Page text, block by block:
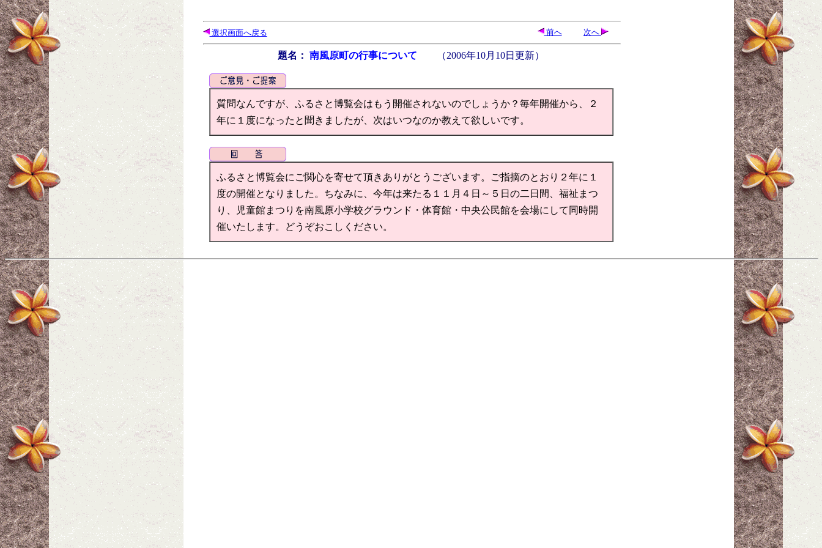
選択画面へ戻る 前へ 次へ
題名： 南風原町の行事について （2006年10月10日 更新）
質問なんですが、ふるさと博覧会はもう開催されないのでしょうか？毎年開催から、２
年に１度になったと聞きましたが、次はいつなのか教えて欲しいです。
ふるさと博覧会にご関心を寄せて頂きありがとうございます。ご指摘のとおり２年に１
度の開催となりました。ちなみに、今年は来たる１１月４日～５日の二日間、福祉まつ
り、児童館まつりを南風原小学校グラウンド・体育館・中央公民館を会場にして同時開
催いたします。どうぞおこしください。